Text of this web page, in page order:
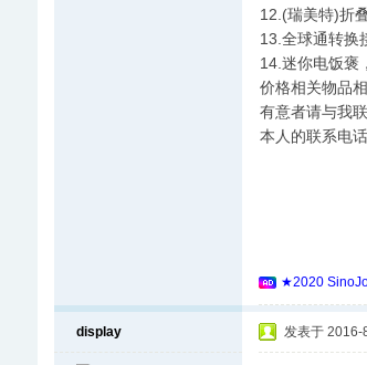
12.(瑞美特)折
13.全球通转换
14.迷你电饭褒
价格相关物品
有意者请与我
本人的联系电话
★2020
display 发表于 2016-